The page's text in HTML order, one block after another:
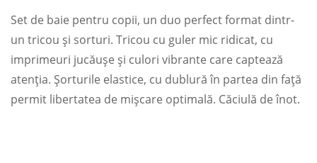
Set de baie pentru copii, un duo perfect format dintr-
un tricou și sorturi. Tricou cu guler mic ridicat, cu
imprimeuri jucăușe și culori vibrante care captează
atenția. Șorturile elastice, cu dublură în partea din față
permit libertatea de mișcare optimală. Căciulă de înot.